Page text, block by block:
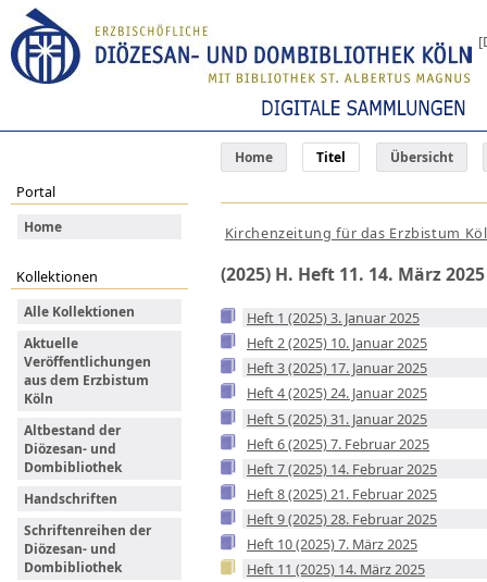
Home Titel Übersicht
Portal
Home
Kollektionen
Alle Kollektionen
Aktuelle
Veröffentlichungen
aus dem Erzbistum
Köln
Altbestand der
Diözesan- und
Dombibliothek
Handschriften
Schriftenreihen der
Diözesan- und
Dombibliothek
Kirchenzeitung für das Erzbistum
(2025) H. Heft 11. 14. März 2025
Heft 1 (2025) 3. Januar 2025
Heft 2 (2025) 10. Januar 2025
Heft 3 (2025) 17. Januar 2025
Heft 4 (2025) 24. Januar 2025
Heft 5 (2025) 31. Januar 2025
Heft 6 (2025) 7. Februar 2025
Heft 7 (2025) 14. Februar 2025
Heft 8 (2025) 21. Februar 2025
Heft 9 (2025) 28. Februar 2025
Heft 10 (2025) 7. März 2025
Heft 11 (2025) 14. März 2025